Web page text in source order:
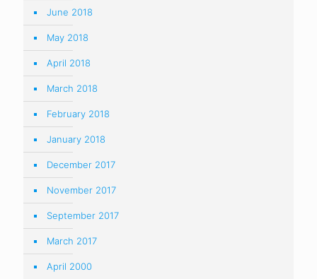
June 2018
May 2018
April 2018
March 2018
February 2018
January 2018
December 2017
November 2017
September 2017
March 2017
April 2000